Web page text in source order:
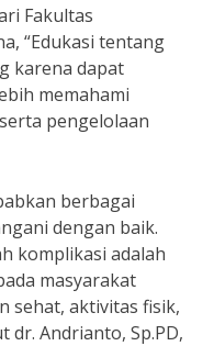
Fakultas
“Edukasi tentang
karena dapat
memahami
pengelolaan
berbagai
dengan baik.
komplikasi adalah
masyarakat
sehat, aktivitas fisik,
dr. Andrianto, Sp.PD,